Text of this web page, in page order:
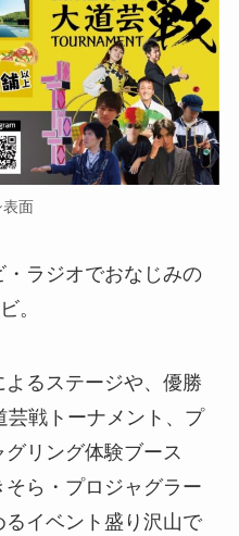
表面
ラジオでおなじみの
。
るステージや、優勝
芸戦トーナメント、プ
リング体験ブース
そら・プロジャグラー
イベント盛り沢山で